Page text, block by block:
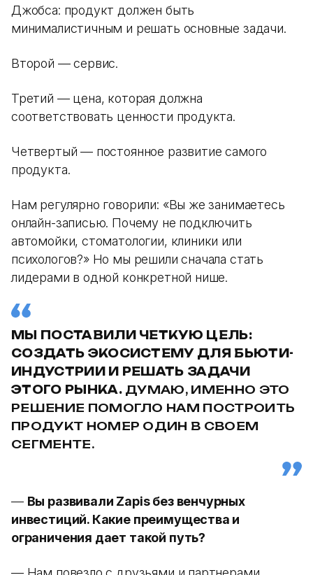
Джобса: продукт должен быть
минималистичным и решать основные задачи.
Второй — сервис.
Третий — цена, которая должна
соответствовать ценности продукта.
Четвертый — постоянное развитие самого
продукта.
Нам регулярно говорили: «Вы же занимаетесь
онлайн-записью. Почему не подключить
автомойки, стоматологии, клиники или
психологов?» Но мы решили сначала стать
лидерами в одной конкретной нише.
МЫ ПОСТАВИЛИ ЧЕТКУЮ ЦЕЛЬ:
СОЗДАТЬ ЭКОСИСТЕМУ ДЛЯ БЬЮТИ-
ИНДУСТРИИ И РЕШАТЬ ЗАДАЧИ
ЭТОГО РЫНКА. ДУМАЮ, ИМЕННО ЭТО
РЕШЕНИЕ ПОМОГЛО НАМ ПОСТРОИТЬ
ПРОДУКТ НОМЕР ОДИН В СВОЕМ
СЕГМЕНТЕ.
— Вы развивали Zapis без венчурных
инвестиций. Какие преимущества и
ограничения дает такой путь?